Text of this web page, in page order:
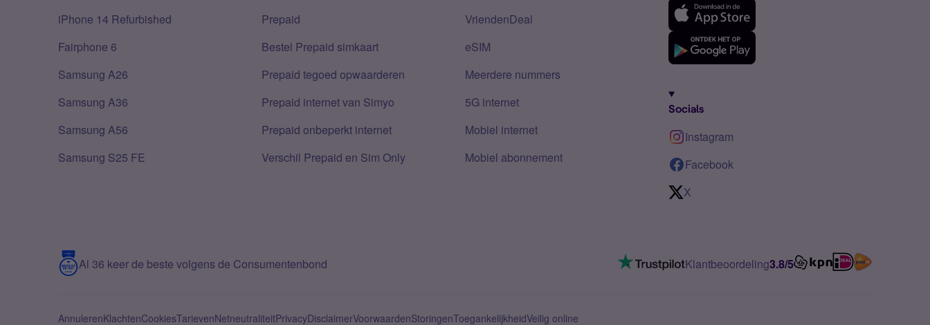
iPhone 14 Refurbished
Fairphone 6
Samsung A26
Samsung A36
Samsung A56
Samsung S25 FE
Prepaid
Bestel Prepaid simkaart
Prepaid tegoed opwaarderen
Prepaid internet van Simyo
Prepaid onbeperkt internet
Verschil Prepaid en Sim Only
VriendenDeal
eSIM
Meerdere nummers
5G internet
Mobiel internet
Mobiel abonnement
Socials
Instagram
Facebook
X
Al 36 keer de beste volgens de Consumentenbond Klantbeoordeling3.8/5
AnnulerenKlachtenCookiesTarievenNetneutraliteitPrivacyDisclaimerVoorwaardenStoringenToegankelijkheidVeilig online